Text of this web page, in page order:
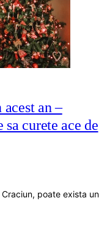
an –
curete ace de
poate exista un